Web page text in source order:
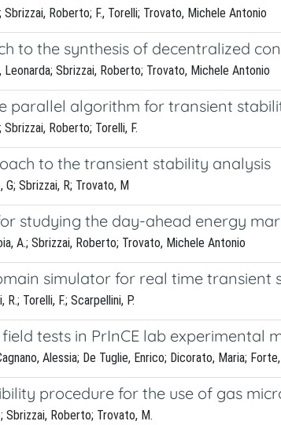
Sbrizzai, Roberto; F., Torelli; Trovato, Michele Antonio
to the synthesis of decentralized
Leonarda; Sbrizzai, Roberto; Trovato, Michele Antonio
parallel algorithm for transient
Roberto; Torelli, F.
to the transient stability analysis
G; Sbrizzai, R; Trovato, M
studying the day-ahead energy
A.; Sbrizzai, Roberto; Trovato, Michele Antonio
simulator for real time transient
Torelli, F.; Scarpellini, P.
tests in PrInCE lab experimental
Alessia; De Tuglie, Enrico; Dicorato, Maria;
procedure for the use of gas
Sbrizzai, Roberto; Trovato, M.